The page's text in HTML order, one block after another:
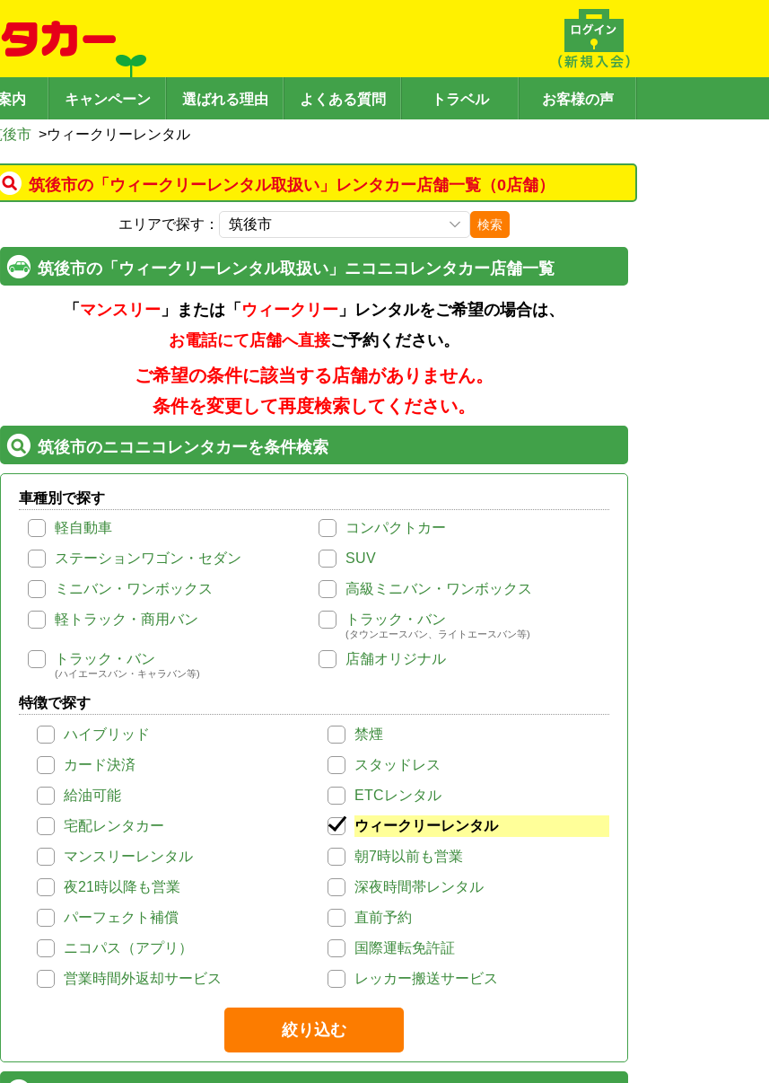
内 キャンペーン 選ばれる理由 よくある質問 トラベル お客様の声
後市 >ウィークリーレンタル
筑後市の「ウィークリーレンタル取扱い」レンタカー店舗一覧（0店舗）
エリアで探す： 検索
筑後市の「ウィークリーレンタル取扱い」ニコニコレンタカー店舗一覧
「 マンスリー 」または「 ウィークリー 」レンタルをご希望の場合は、
お電話にて店舗へ直接ご予約ください。
ご希望の条件に該当する店舗がありません。
条件を変更して再度検索してください。
筑後市のニコニコレンタカーを条件検索
車種別で探す
軽自動車
コンパクトカー
ステーションワゴン・セダン
SUV
ミニバン・ワンボックス
高級ミニバン・ワンボックス
軽トラック・商用バン
トラック・バン
(タウンエースバン、ライトエースバン等)
トラック・バン
(ハイエースバン・キャラバン等)
店舗オリジナル
特徴で探す
ハイブリッド
禁煙
カード決済
スタッドレス
給油可能
ETCレンタル
宅配レンタカー
ウィークリーレンタル
マンスリーレンタル
朝7時以前も営業
夜21時以降も営業
深夜時間帯レンタル
パーフェクト補償
直前予約
ニコパス（アプリ）
国際運転免許証
営業時間外返却サービス
レッカー搬送サービス
絞り込む